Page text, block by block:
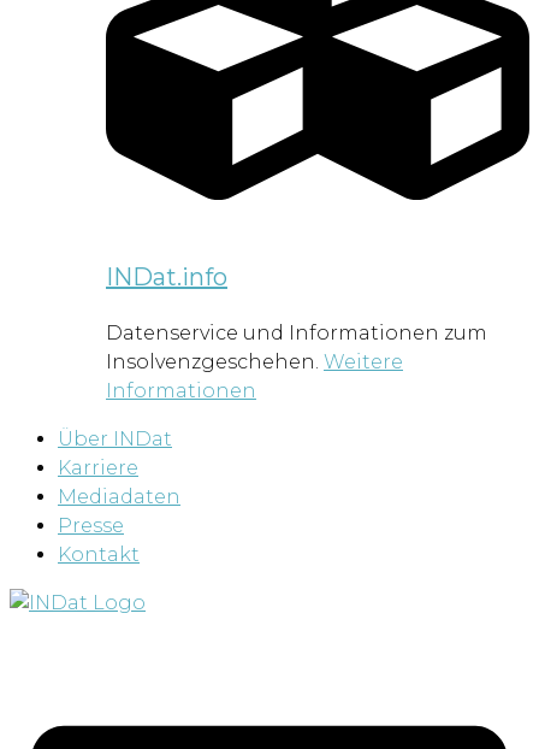
INDat.info
Datenservice und Informationen zum
Insolvenzgeschehen. Weitere
Informationen
Über INDat
Karriere
Mediadaten
Presse
Kontakt